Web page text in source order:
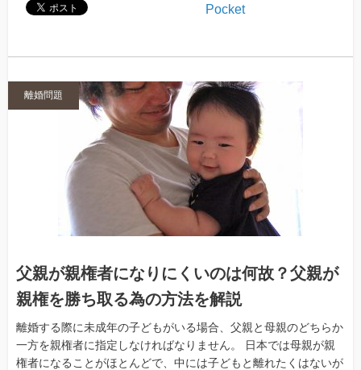
Pocket
離婚問題
父親が親権者になりにくいのは何故？父親が
親権を勝ち取る為の方法を解説
離婚する際に未成年の子どもがいる場合、父親と母親のどちらか
一方を親権者に指定しなければなりません。 日本では母親が親
権者になることがほとんどで、中には子どもと離れたくはないが